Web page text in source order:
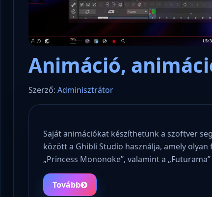
Animáció,
Szerző: Adminisztrátor
Saját animációkat készíthetünk a szoftver
között a Ghibli Studio használja, amely
„Princess Mononoke”, valamint a
Tovább